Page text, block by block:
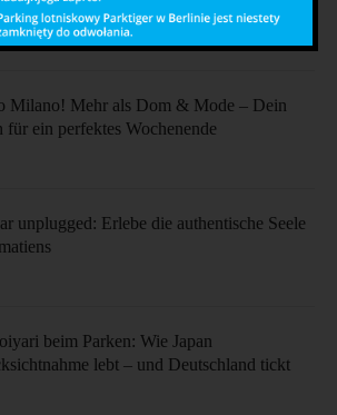
an
Milano! Mehr als Dom & Mode – Dein
für ein perfektes Wochenende
unplugged: Erlebe die authentische Seele
beim Parken: Wie Japan
lebt – und Deutschland tickt